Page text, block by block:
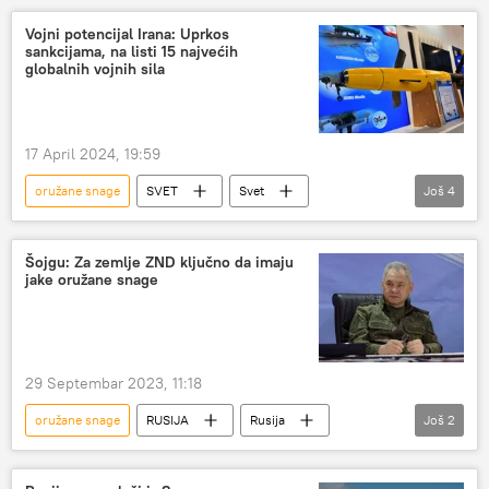
Vojni potencijal Irana: Uprkos
sankcijama, na listi 15 najvećih
globalnih vojnih sila
17 April 2024, 19:59
oružane snage SVET
Svet
Vojska i naoružanje
Iran
tenkovi
Dronovi
Još 4
Šojgu: Za zemlje ZND ključno da imaju
jake oružane snage
29 Septembar 2023, 11:18
oružane snage RUSIJA
Rusija
Zajednica nezavisnih država (ZND)
Sergej Šojgu
Još 2